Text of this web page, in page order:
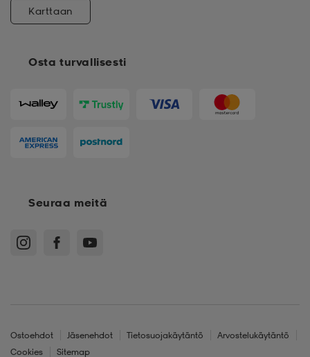
Osta turvallisesti
Karttaan
Seuraa meitä
Ostoehdot Jäsenehdot Tietosuojakäytäntö
Arvostelukäytäntö
Cookies
Sitemap